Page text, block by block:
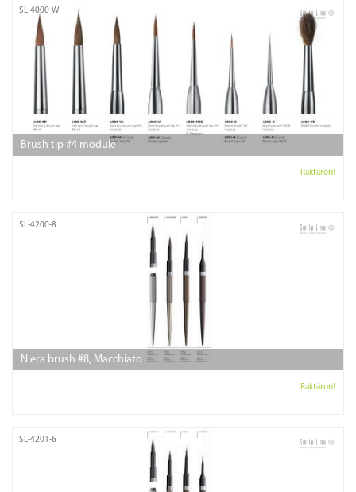
SL-4000-W
Brush tip #4 module
Raktáron!
SL-4200-8
N.era brush #8, Macchiato
Raktáron!
SL-4201-6